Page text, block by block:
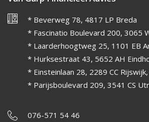
* Beverweg 78, 4817 LP Breda
* Fascinatio Boulevard 200, 3065
* Laarderhoogtweg 25, 1101 EB
* Hurksestraat 43, 5652 AH
* Einsteinlaan 28, 2289 CC
* Parijsboulevard 209, 3541 CS
076-571 54 46